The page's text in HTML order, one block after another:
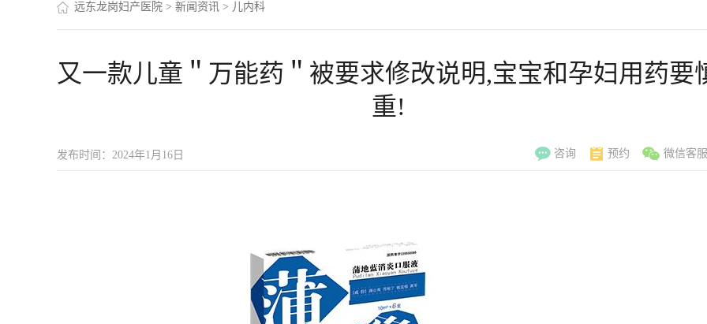
远东龙岗妇产医院 > 新闻资讯 > 儿内科
又一款儿童＂万能药＂被要求修改说明,宝宝和孕妇用药要
重!
发布时间：2024年1月16日 咨询 预约 微信客服